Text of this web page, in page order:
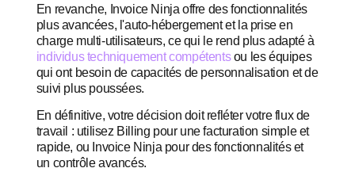
En revanche, Invoice Ninja offre des fonctionnalités
plus avancées, l'auto-hébergement et la prise en
charge multi-utilisateurs, ce qui le rend plus adapté à
individus techniquement compétentsou les équipes
qui ont besoin de capacités de personnalisation et de
suivi plus poussées.
En définitive, votre décision doit refléter votre flux de
travail : utilisez Billing pour une facturation simple et
rapide, ou Invoice Ninja pour des fonctionnalités et
un contrôle avancés.